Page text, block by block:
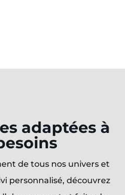
adaptées à
de tous nos univers et
personnalisé, découvrez